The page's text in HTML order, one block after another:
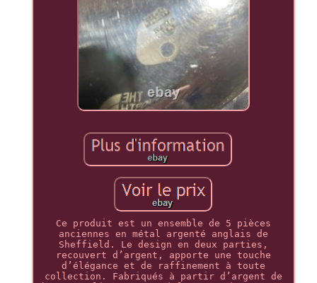
Ce produit est un ensemble de 5 pièces
anciennes en métal argenté anglais de
Sheffield. Le design en deux parties,
recouvert d’argent, apporte une touche
d’élégance et de raffinement à toute
collection. Fabriqués à partir d’argent de